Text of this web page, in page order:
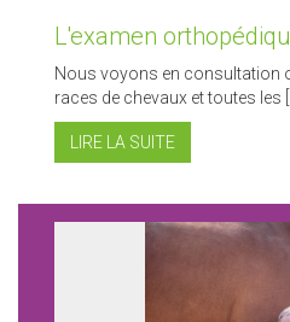
L'examen
Nous voyons en consultation
races de chevaux et toutes les
LIRE LA SUITE